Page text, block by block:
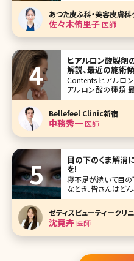
療です。しかし安
も。大切なのは一つ
あつた皮ふ科・美容皮膚科
佐々木侑里子医師
ヒアルロン酸製剤
解説、最近の施術
Contents ヒアルロン酸とは ヒアルロン酸を入れる場所 ヒ
アルロン酸の種類
ボトックスやヒアル
す。数年前まではボト
Bellefeel Clinic新宿
中務秀一医師
目の下のくま解消
を!
寝不足が続いて目
なとき、皆さんはど
のコスメやマッサー
効果が現れないと
で、目の下にくまが
ついて詳しくお話して
ゼティスビューティークリ
沈竟卉医師